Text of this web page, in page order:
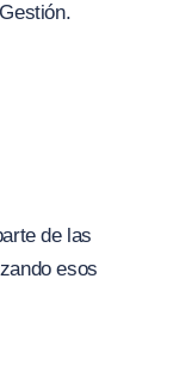
de las
esos